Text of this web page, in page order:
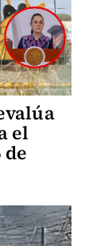
el
de